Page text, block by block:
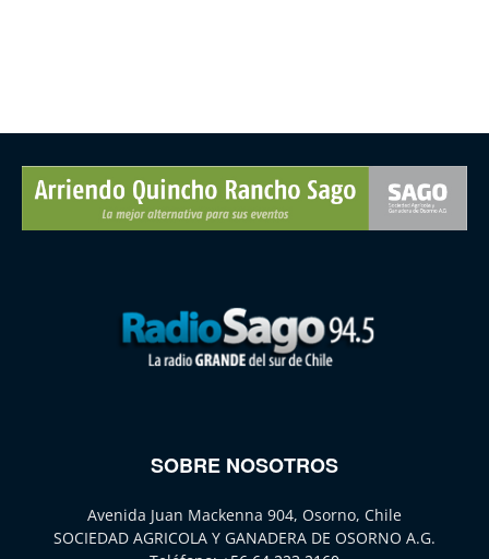
SOBRE NOSOTROS
Avenida Juan Mackenna 904, Osorno, Chile
SOCIEDAD AGRICOLA Y GANADERA DE OSORNO A.G.